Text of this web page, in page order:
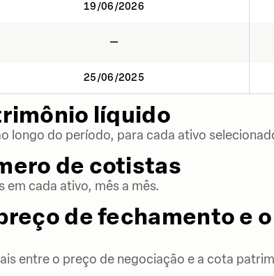
19/06/2026
—
25/06/2025
líquido
longo do período, para cada ativo
de cotistas
cada ativo, mês a mês.
de fechamento e
entre o preço de negociação e a cota